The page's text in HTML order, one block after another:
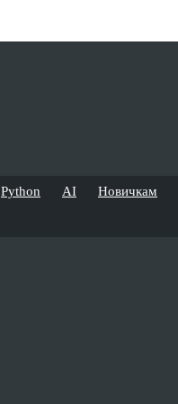
Python AI Новичкам